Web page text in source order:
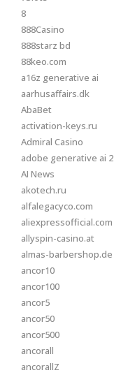
8
888Casino
888starz bd
88keo.com
a16z generative ai
aarhusaffairs.dk
AbaBet
activation-keys.ru
Admiral Casino
adobe generative ai 2
AI News
akotech.ru
alfalegacyco.com
aliexpressofficial.com
allyspin-casino.at
almas-barbershop.de
ancor10
ancor100
ancor5
ancor50
ancor500
ancorall
ancorallZ